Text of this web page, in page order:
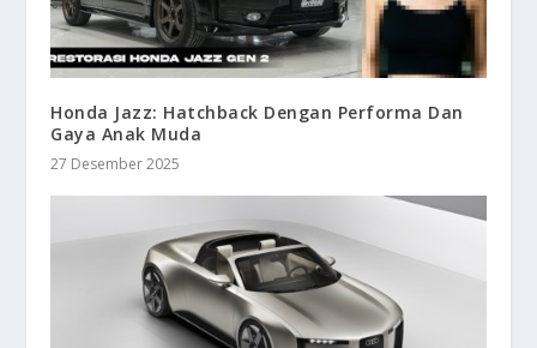
Honda Jazz: Hatchback Dengan Performa Dan
Gaya Anak Muda
27 Desember 2025